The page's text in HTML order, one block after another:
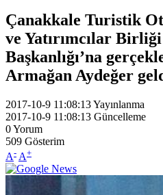
Çanakkale Turistik
ve Yatırımcılar
Başkanlığı’na
Armağan Aydeğer
2017-10-9 11:08:13Yayınlanma
2017-10-9 11:08:13 Güncelleme
0Yorum
509 Gösterim
A- A+